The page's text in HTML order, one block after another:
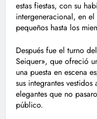
estas fiestas, con su
intergeneracional, en
pequeños hasta los
Después fue el turno
Seiquer», que ofreció
una puesta en escena
sus integrantes
elegantes que no
público.